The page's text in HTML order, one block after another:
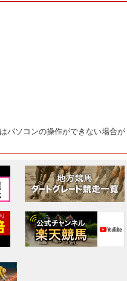
パソコンの操作ができない場合が